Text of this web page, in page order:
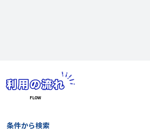
条件から検索